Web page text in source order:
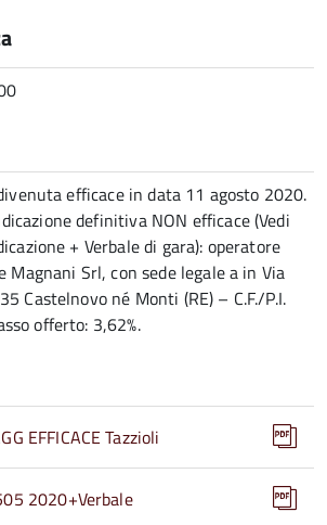
efficace in data 11 agosto 2020.
definitiva NON efficace (Vedi
+ Verbale di gara): operatore
Magnani Srl, con sede legale a in Via
Castelnovo né Monti (RE) – C.F./P.I.
offerto: 3,62%.
EFFICACE Tazzioli
2020+Verbale